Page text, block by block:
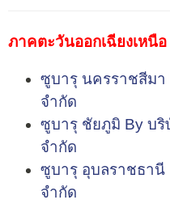
ภาคตะวันออกเฉียงเหนือ
ซูบารุ นครราชสีมา
จำกัด
ซูบารุ ชัยภูมิ By บ
จำกัด
ซูบารุ อุบลราชธานี
จำกัด